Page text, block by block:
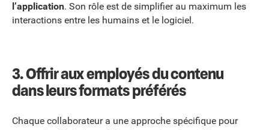
l’application. Son rôle est de simplifier au maximum les
interactions entre les humains et le logiciel.
3. Offrir aux employés du contenu
dans leurs formats préférés
Chaque collaborateur a une approche spécifique pour